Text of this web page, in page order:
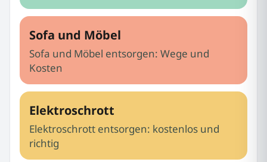
Sofa und Möbel
Sofa und Möbel entsorgen: Wege und
Kosten
Elektroschrott
Elektroschrott entsorgen: kostenlos und
richtig